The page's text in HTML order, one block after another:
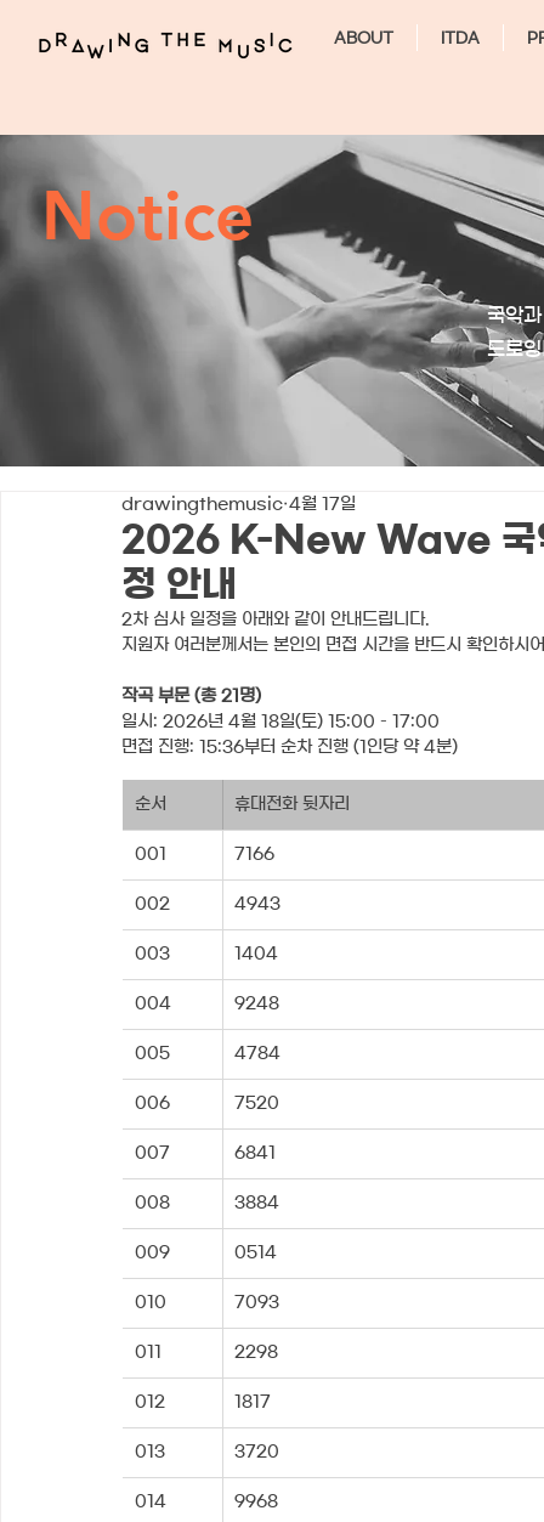
ABOUT ITDA
Notice
국악
드로
2026 K-New Wave 국
정 안내
drawingthemusic 4월 17일
2차 심사 일정을 아래와 같이 안내드립니다.
지원자 여러분께서는 본인의 면접 시간을 반드시 확인하시
작곡 부문 (총 21명)
일시: 2026년 4월 18일(토) 15:00 – 17:00
면접 진행: 15:36부터 순차 진행 (1인당 약 4분)
순서 휴대전화 뒷자리
001 7166
002 4943
003 1404
004 9248
005 4784
006 7520
007 6841
008 3884
009 0514
010 7093
011 2298
012 1817
013 3720
014 9968